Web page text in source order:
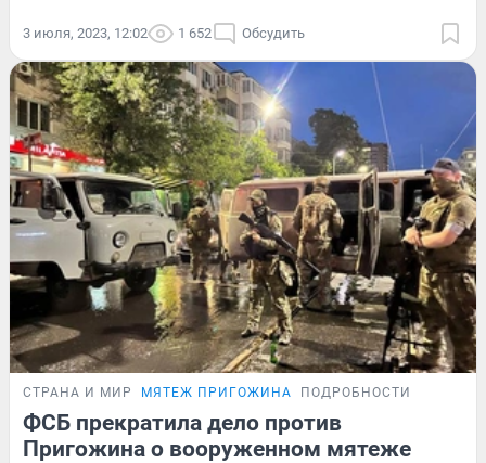
3 июля, 2023, 12:02 1 652 Обсудить
СТРАНА И МИР МЯТЕЖ ПРИГОЖИНА ПОДРОБНОСТИ
ФСБ прекратила дело против
Пригожина о вооруженном мятеже